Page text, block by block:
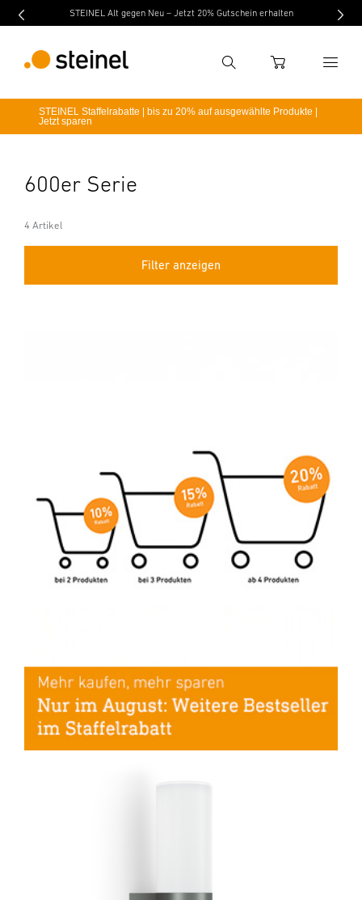
STEINEL Alt gegen Neu – Jetzt 20% Gutschein erhalten
Suche
Suchbegriff eingeben
WARENKORB
STEINEL Staffelrabatte | bis zu 20% auf ausgewählte Produkte |
Jetzt sparen
600er Serie
4 Artikel
Filter anzeigen